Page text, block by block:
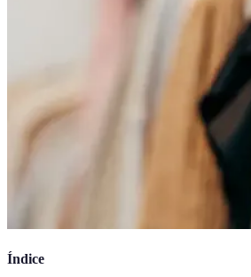
Índice